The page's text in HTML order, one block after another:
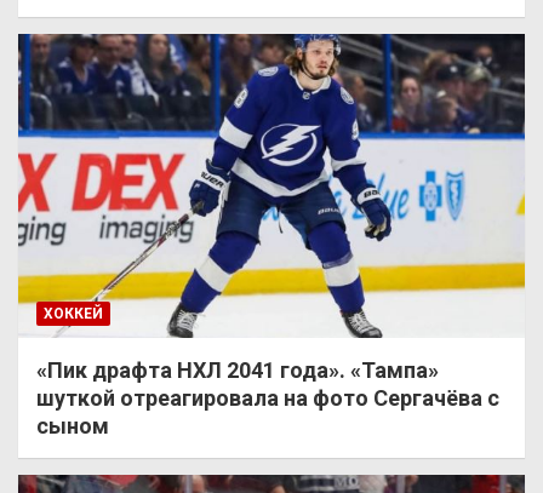
ХОККЕЙ
«Пик драфта НХЛ 2041 года». «Тампа»
шуткой отреагировала на фото Сергачёва с
сыном